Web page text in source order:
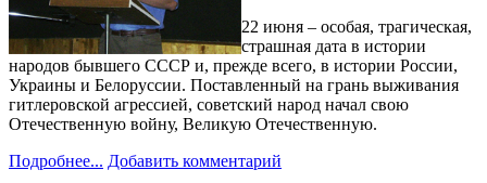
22 июня – особая, трагическая,
страшная дата в истории
народов бывшего СССР и, прежде всего, в истории России,
Украины и Белоруссии. Поставленный на грань выживания
гитлеровской агрессией, советский народ начал свою
Отечественную войну, Великую Отечественную.
Подробнее... Добавить комментарий